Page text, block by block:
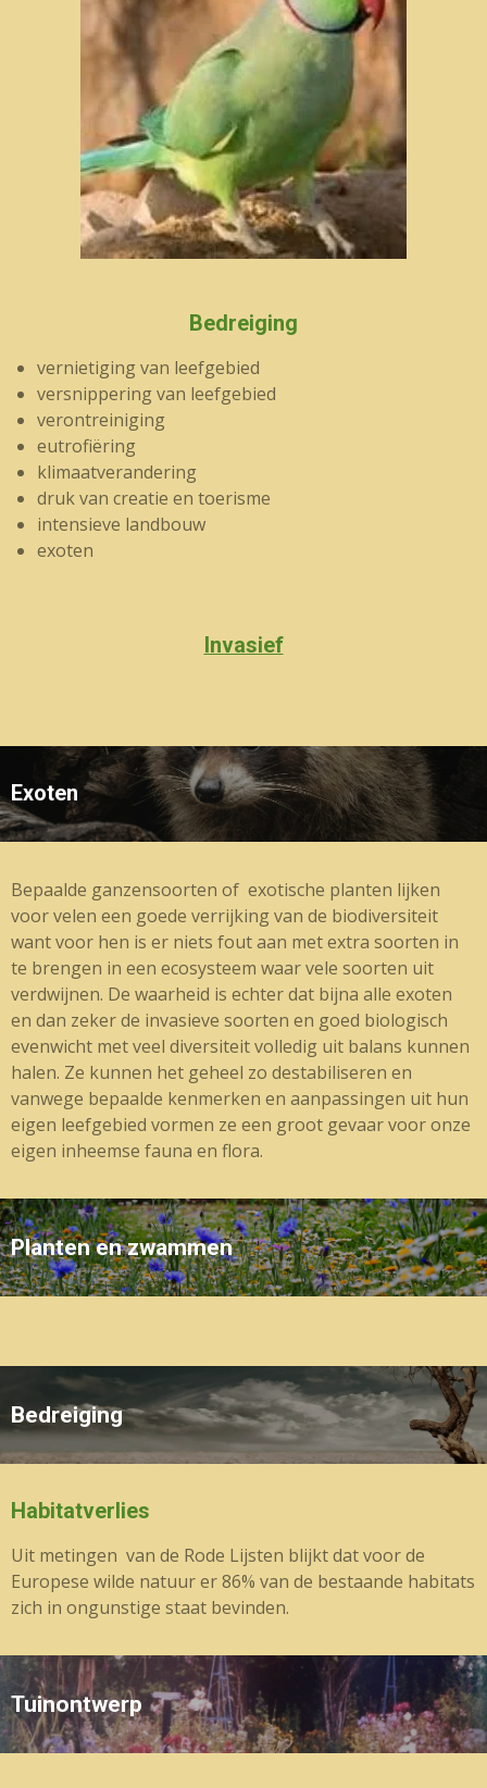
Bedreiging
vernietiging van leefgebied
versnippering van leefgebied
verontreiniging
eutrofiëring
klimaatverandering
druk van creatie en toerisme
intensieve landbouw
exoten
Invasief
Exoten
Bepaalde ganzensoorten of exotische planten lijken
voor velen een goede verrijking van de biodiversiteit
want voor hen is er niets fout aan met extra soorten in
te brengen in een ecosysteem waar vele soorten uit
verdwijnen. De waarheid is echter dat bijna alle exoten
en dan zeker de invasieve soorten en goed biologisch
evenwicht met veel diversiteit volledig uit balans kunnen
halen. Ze kunnen het geheel zo destabiliseren en
vanwege bepaalde kenmerken en aanpassingen uit hun
eigen leefgebied vormen ze een groot gevaar voor onze
eigen inheemse fauna en flora.
Planten en zwammen
Bedreiging
Habitatverlies
Uit metingen van de Rode Lijsten blijkt dat voor de
Europese wilde natuur er 86% van de bestaande habitats
zich in ongunstige staat bevinden.
Tuinontwerp